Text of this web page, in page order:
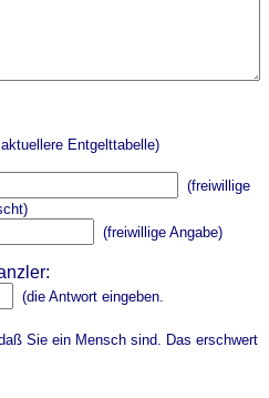
Entgelttabelle)
(freiwillige
(freiwillige Angabe)
(die Antwort eingeben.
Sie ein Mensch sind. Das erschwert